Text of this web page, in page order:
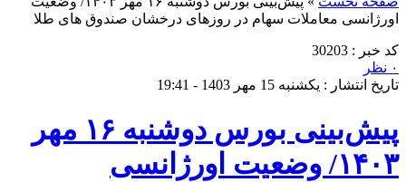
اورژانسی معاملات سهام در روزهای درخشان صندوق های طلا
کد خبر : 30203
۰ نظر
تاریخ انتشار : یکشنبه 15 مهر 1403 - 19:41
پیش‌بینی بورس دوشنبه ۱۶ مهر
۱۴۰۳/ وضعیت اورژانسی